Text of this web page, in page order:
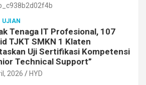
UJIAN
Tenaga IT Profesional, 107
TJKT SMKN 1 Klaten
Uji Sertifikasi Kompetensi
Technical Support”
2026 HYD